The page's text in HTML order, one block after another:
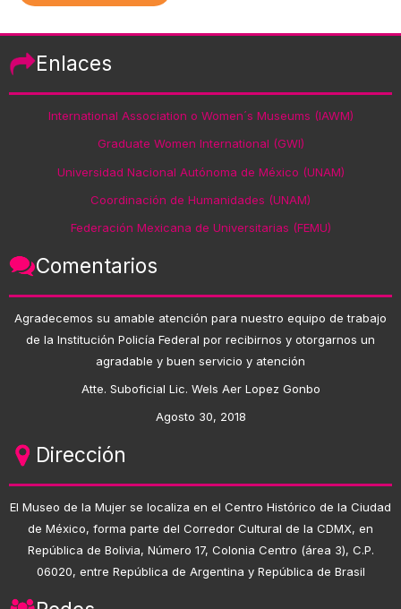
Enlaces
International Association o Women´s Museums (IAWM)
Graduate Women International (GWI)
Universidad Nacional Autónoma de México (UNAM)
Coordinación de Humanidades (UNAM)
Federación Mexicana de Universitarias (FEMU)
Comentarios
Agradecemos su amable atención para nuestro equipo de trabajo
de la Institución Policía Federal por recibirnos y otorgarnos un
agradable y buen servicio y atención
Atte. Suboficial Lic. Wels Aer Lopez Gonbo
Agosto 30, 2018
Dirección
El Museo de la Mujer se localiza en el Centro Histórico de la Ciudad
de México, forma parte del Corredor Cultural de la CDMX, en
República de Bolivia, Número 17, Colonia Centro (área 3), C.P.
06020, entre República de Argentina y República de Brasil